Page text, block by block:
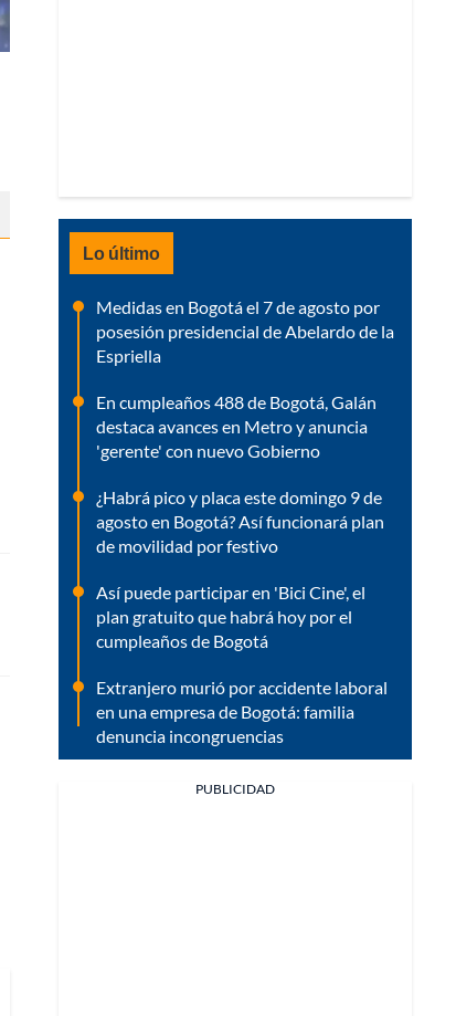
Lo último
Medidas en Bogotá el 7 de agosto por
posesión presidencial de Abelardo de la
Espriella
En cumpleaños 488 de Bogotá, Galán
destaca avances en Metro y anuncia
'gerente' con nuevo Gobierno
¿Habrá pico y placa este domingo 9 de
agosto en Bogotá? Así funcionará plan
de movilidad por festivo
Así puede participar en 'Bici Cine', el
plan gratuito que habrá hoy por el
cumpleaños de Bogotá
Extranjero murió por accidente laboral
en una empresa de Bogotá: familia
denuncia incongruencias
PUBLICIDAD